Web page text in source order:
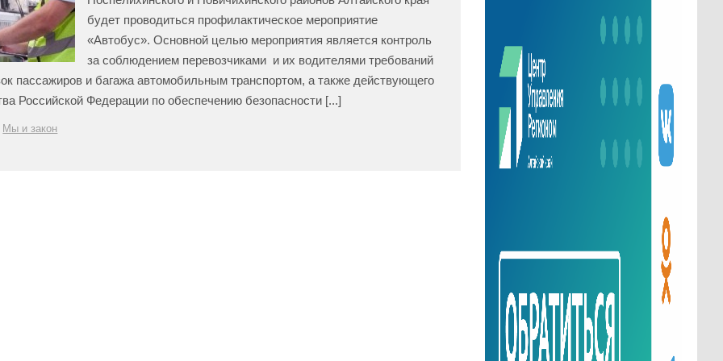
будет проводиться профилактическое мероприятие
«Автобус». Основной целью мероприятия является контроль
за соблюдением перевозчиками и их водителями требований
пассажиров и багажа автомобильным транспортом, а также действующего
Российской Федерации по обеспечению безопасности [...]
Мы и закон